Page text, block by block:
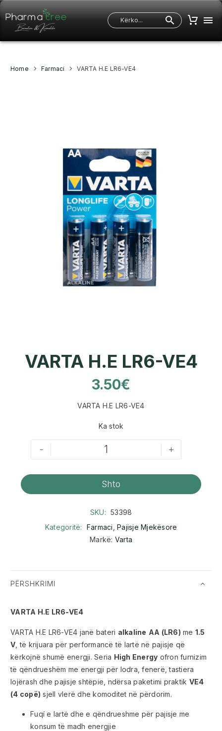
Home Farmaci VARTA H.E LR6-VE4
VARTA H.E LR6-VE4
3.50€
VARTA H.E LR6-VE4
Ka stok
- +
Shto
SKU: 53398
Kategoritë:
Farmaci Pajisje Mjekësore
Markë: Varta
PËRSHKRIMI
VARTA H.E LR6-VE4
VARTA H.E LR6-VE4 janë bateri alkaline AA (LR6) me 1.5
V , të krijuara për performancë të lartë në pajisje që
kërkojnë shumë energji. Seria High Energy ofron furnizim
të qëndrueshëm me energji për lodra, fenerë, tastiera
lojërash dhe pajisje shtëpie, ndërsa paketimi praktik VE4
(4 copë) sjell vlerë dhe komoditet në përdorim.
Fuqí e lartë dhe e qëndrueshme për pajisje me
konsum të madh energjie